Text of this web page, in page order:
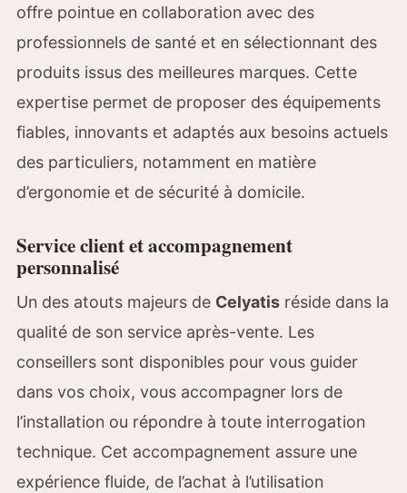
offre pointue en collaboration avec des
professionnels de santé et en sélectionnant des
produits issus des meilleures marques. Cette
expertise permet de proposer des équipements
fiables, innovants et adaptés aux besoins actuels
des particuliers, notamment en matière
d’ergonomie et de sécurité à domicile.
Service client et accompagnement
personnalisé
Un des atouts majeurs de Celyatis réside dans la
qualité de son service après-vente. Les
conseillers sont disponibles pour vous guider
dans vos choix, vous accompagner lors de
l’installation ou répondre à toute interrogation
technique. Cet accompagnement assure une
expérience fluide, de l’achat à l’utilisation